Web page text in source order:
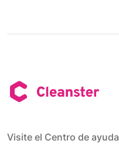
Visite el Centro de ayuda